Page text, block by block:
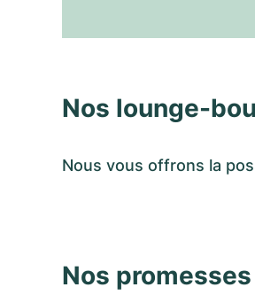
Nos lounge-
Nous vous offrons la
Nos promesses